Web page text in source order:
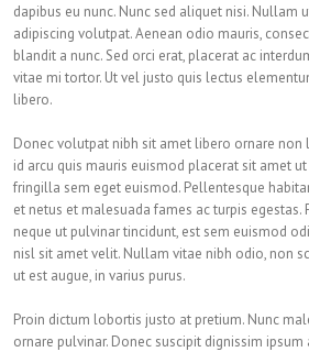
dapibus eu nunc. Nunc sed aliquet nisi. Nullam
adipiscing volutpat. Aenean odio mauris,
blandit a nunc. Sed orci erat, placerat ac
vitae mi tortor. Ut vel justo quis lectus
libero.
Donec volutpat nibh sit amet libero ornare non
id arcu quis mauris euismod placerat sit amet
fringilla sem eget euismod. Pellentesque
et netus et malesuada fames ac turpis egestas.
neque ut pulvinar tincidunt, est sem euismod
nisl sit amet velit. Nullam vitae nibh odio, non
ut est augue, in varius purus.
Proin dictum lobortis justo at pretium. Nunc
ornare pulvinar. Donec suscipit dignissim